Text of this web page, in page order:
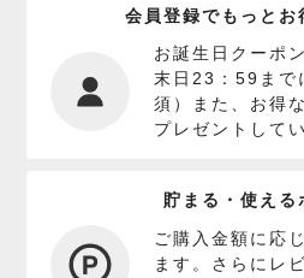
会員登録でもっとお
お誕生日クーポ
末日23：59まで
須）また、お得
プレゼントして
貯まる・使える
ご購入金額に応
ます。さらにレ